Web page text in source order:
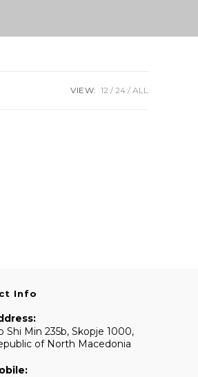
VIEW: 12 24 ALL
Info
Shi Min 235b, Skopje 1000,
of North Macedonia